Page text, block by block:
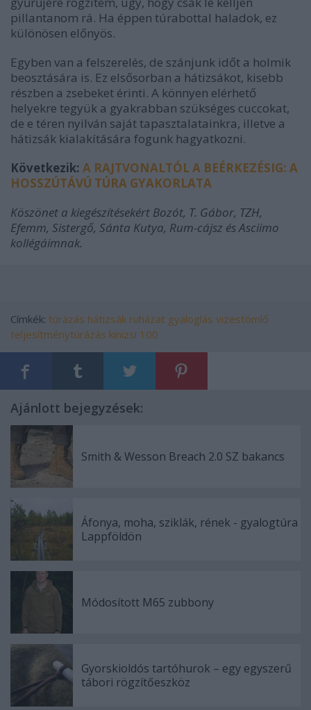
pillantanom rá. Ha éppen túrabottal haladok, ez
különösen előnyös.
Egyben van a felszerelés, de szánjunk időt a holmik
beosztására is. Ez elsősorban a hátizsákot, kisebb
részben a zsebeket érinti. A könnyen elérhető
helyekre tegyük a gyakrabban szükséges cuccokat,
de e téren nyilván saját tapasztalatainkra, illetve a
hátizsák kialakítására fogunk hagyatkozni.
Következik: A RAJTVONALTÓL A BEÉRKEZÉSIG: A
HOSSZÚTÁVÚ TÚRA GYAKORLATA
Köszönet a kiegészítésekért Bozót, T. Gábor, TZH,
Efemm, Sistergő, Sánta Kutya, Rum-cájsz és Asciimo
kollégáimnak.
Címkék: túrázás hátizsák ruházat gyaloglás vizestömlő
teljesítménytúrázás kinizsi 100
Ajánlott bejegyzések:
Smith & Wesson Breach 2.0 SZ bakancs
Áfonya, moha, sziklák, rének - gyalogtúra
Lappföldön
Módosított M65 zubbony
Gyorskioldós tartóhurok – egy egyszerű
tábori rögzítőeszköz